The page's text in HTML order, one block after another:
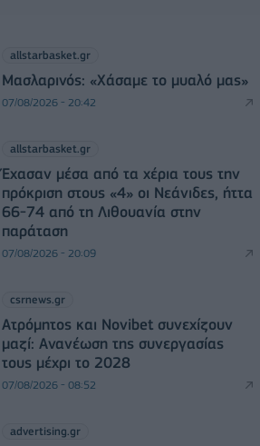
allstarbasket.gr
Μασλαρινός: «Χάσαμε το μυαλό μας»
07/08/2026 - 20:42
allstarbasket.gr
Έχασαν μέσα από τα χέρια τους την
πρόκριση στους «4» οι Νεάνιδες, ήττα
66-74 από τη Λιθουανία στην
παράταση
07/08/2026 - 20:09
csrnews.gr
Ατρόμητος και Novibet συνεχίζουν
μαζί: Ανανέωση της συνεργασίας
τους μέχρι το 2028
07/08/2026 - 08:52
advertising.gr